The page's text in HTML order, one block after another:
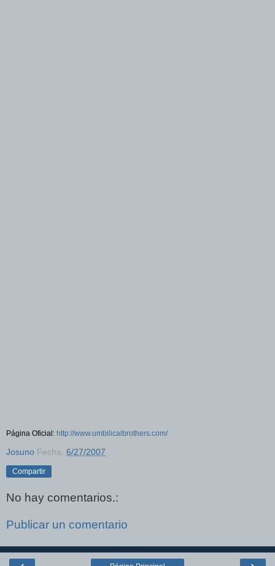
Página Oficial: http://www.umbilicalbrothers.com/
Josuno Fecha: 6/27/2007
Compartir
No hay comentarios.:
Publicar un comentario